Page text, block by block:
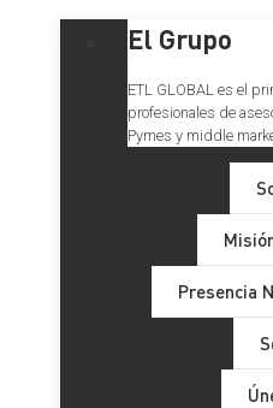
El Grupo
ETL GLOBAL es el
profesionales de
Pymes y middle
Presencia